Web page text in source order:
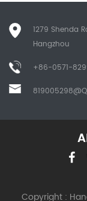
1279 Shenda
Hangzhou
+86-0571-
Copyright :